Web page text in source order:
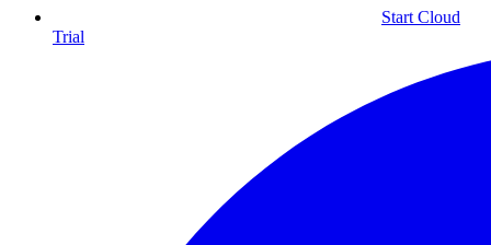
Start Cloud
Trial